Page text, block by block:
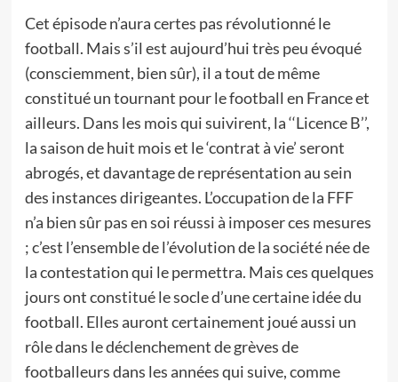
Cet épisode n’aura certes pas révolutionné le
football. Mais s’il est aujourd’hui très peu évoqué
(consciemment, bien sûr), il a tout de même
constitué un tournant pour le football en France et
ailleurs. Dans les mois qui suivirent, la ‘‘Licence B’’,
la saison de huit mois et le ‘contrat à vie’ seront
abrogés, et davantage de représentation au sein
des instances dirigeantes. L’occupation de la FFF
n’a bien sûr pas en soi réussi à imposer ces mesures
; c’est l’ensemble de l’évolution de la société née de
la contestation qui le permettra. Mais ces quelques
jours ont constitué le socle d’une certaine idée du
football. Elles auront certainement joué aussi un
rôle dans le déclenchement de grèves de
footballeurs dans les années qui suive, comme